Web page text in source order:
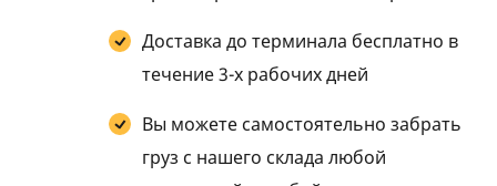
Доставка до терминала бесплатно в
течение 3-х рабочих дней
Вы можете самостоятельно забрать
груз с нашего склада любой